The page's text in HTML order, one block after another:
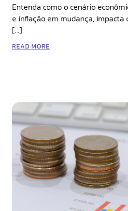
Entenda como o cenário
e inflação em mudança,
[…]
READ MORE